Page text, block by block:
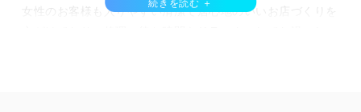
女性のお客様も入りやすい清潔で居心地のいいお店づくりを